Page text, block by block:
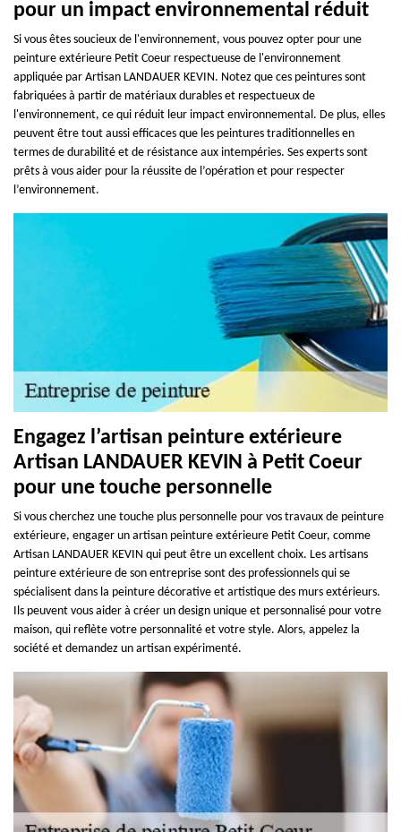
pour un impact environnemental réduit
Si vous êtes soucieux de l'environnement, vous pouvez opter pour une
peinture extérieure Petit Coeur respectueuse de l'environnement
appliquée par Artisan LANDAUER KEVIN. Notez que ces peintures sont
fabriquées à partir de matériaux durables et respectueux de
l'environnement, ce qui réduit leur impact environnemental. De plus, elles
peuvent être tout aussi efficaces que les peintures traditionnelles en
termes de durabilité et de résistance aux intempéries. Ses experts sont
prêts à vous aider pour la réussite de l’opération et pour respecter
l’environnement.
Engagez l’artisan peinture extérieure
Artisan LANDAUER KEVIN à Petit Coeur
pour une touche personnelle
Si vous cherchez une touche plus personnelle pour vos travaux de peinture
extérieure, engager un artisan peinture extérieure Petit Coeur, comme
Artisan LANDAUER KEVIN qui peut être un excellent choix. Les artisans
peinture extérieure de son entreprise sont des professionnels qui se
spécialisent dans la peinture décorative et artistique des murs extérieurs.
Ils peuvent vous aider à créer un design unique et personnalisé pour votre
maison, qui reflète votre personnalité et votre style. Alors, appelez la
société et demandez un artisan expérimenté.